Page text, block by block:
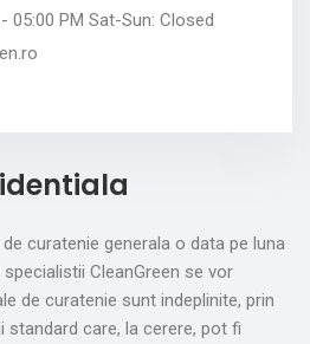
05:00 PM Sat-Sun: Closed
curatenie generala o data pe luna
CleanGreen se vor
de curatenie sunt indeplinite, prin
care, la cerere, pot fi